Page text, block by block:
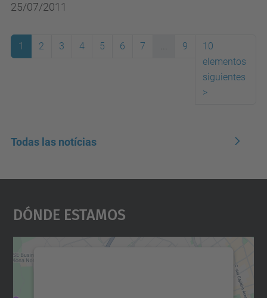
25/07/2011
1 2 3 4 5 6 7 ... 9
10
elementos
siguientes
>
Todas las notícias
Dónde Estamos